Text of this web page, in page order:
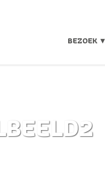
BEZOEK ▾